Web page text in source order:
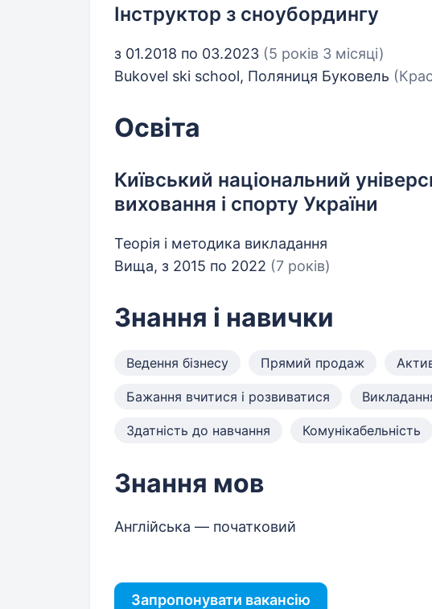
Інструктор з сноубордингу
з 01.2018 по 03.2023 (5 років 3 місяці)
Bukovel ski school, Поляниця Буковель
Освіта
Київський національний
виховання і спорту України
Теорія і методика викладання
Вища, з 2015 по 2022 (7 років)
Знання і навички
Ведення бізнесу Прямий продаж
Бажання вчитися і розвиватися
Здатність до навчання Комунікабельність
Знання мов
Англійська — початковий
Запропонувати вакансію